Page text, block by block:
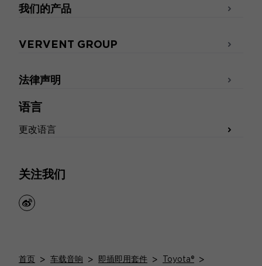
语言
更改语言
关注我们
weibo
我们的产品
VERVENT GROUP
法律声明
首页 > 车载音响 > 即插即用套件 > Toyota® >